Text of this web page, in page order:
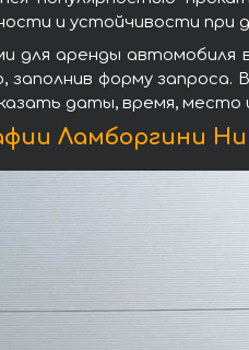
и устойчивости при
для аренды
форму
даты, время,
Ламборгини